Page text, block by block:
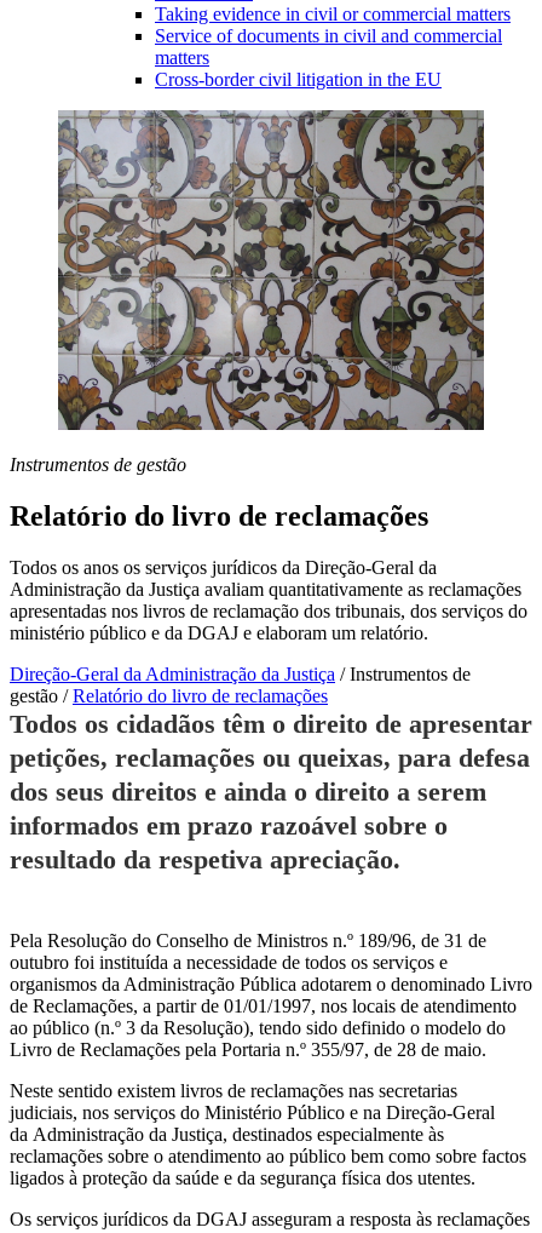
Taking evidence in civil or commercial matters
Service of documents in civil and commercial
matters​​
Cross-border civil litigation in the EU
Instrumentos de gestão
Relatório do livro de reclamações
Todos os anos os serviços jurídicos da Direção-Geral da
Administração da Justiça avaliam quantitativamente as reclamações
apresentadas nos livros de reclamação dos tribunais, dos serviços do
ministério público e da DGAJ e elaboram um relatório.
Direção-Geral da Administração da Justiça /Instrumentos de
gestão /Relatório do livro de reclamações
Todos os cidadãos têm o direito de apresentar
petições, reclamações ou queixas, para defesa
dos seus direitos e ainda o direito a serem
informados em prazo razoável sobre o
resultado da respetiva apreciação.
Pela Resolução do Conselho de Ministros n.º 189/96, de 31 de
outubro foi instituída a necessidade de todos os serviços e
organismos da Administração Pública adotarem o denominado Livro
de Reclamações, a partir de 01/01/1997, nos locais de atendimento
ao público (n.º 3 da Resolução), tendo sido definido o modelo do
Livro de Reclamações pela Portaria n.º 355/97, de 28 de maio.
Neste sentido existem livros de reclamações nas secretarias
judiciais, nos serviços do Ministério Público e na Direção-Geral
da Administração da Justiça, destinados especialmente às
reclamações sobre o atendimento ao público bem como sobre factos
ligados à proteção da saúde e da segurança física dos utentes.
Os serviços jurídicos da DGAJ asseguram a resposta às reclamações